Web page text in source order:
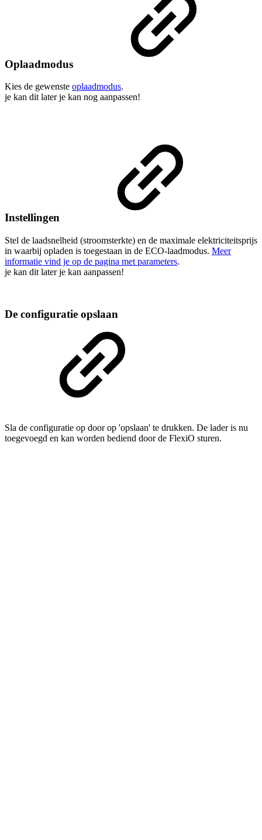
Oplaadmodus
Kies de gewenste oplaadmodus.
je kan dit later je kan nog aanpassen!
Instellingen
Stel de laadsnelheid (stroomsterkte) en de maximale elektriciteitsprijs
in waarbij opladen is toegestaan in de ECO-laadmodus. Meer
informatie vind je op de pagina met parameters.
je kan dit later je kan aanpassen!
De configuratie opslaan
Sla de configuratie op door op 'opslaan' te drukken. De lader is nu
toegevoegd en kan worden bediend door de FlexiO sturen.